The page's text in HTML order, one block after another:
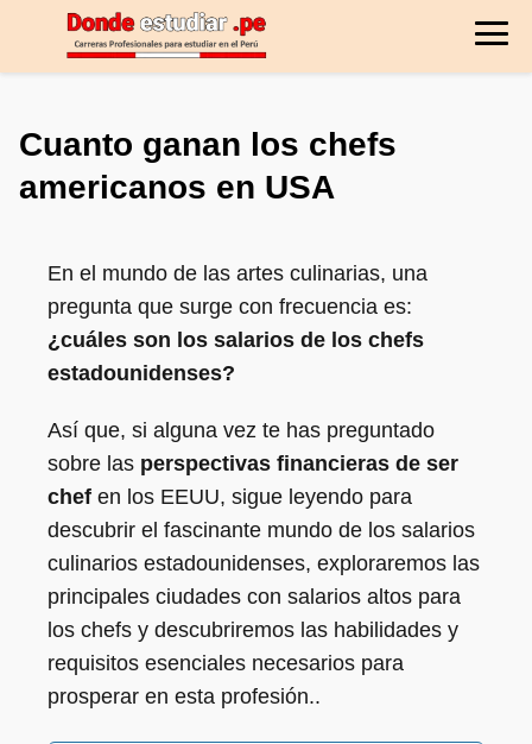
Cuanto ganan los chefs
americanos en USA
En el mundo de las artes culinarias, una
pregunta que surge con frecuencia es:
¿cuáles son los salarios de los chefs
estadounidenses?
Así que, si alguna vez te has preguntado
sobre las perspectivas financieras de ser
chef en los EEUU, sigue leyendo para
descubrir el fascinante mundo de los salarios
culinarios estadounidenses, exploraremos las
principales ciudades con salarios altos para
los chefs y descubriremos las habilidades y
requisitos esenciales necesarios para
prosperar en esta profesión..